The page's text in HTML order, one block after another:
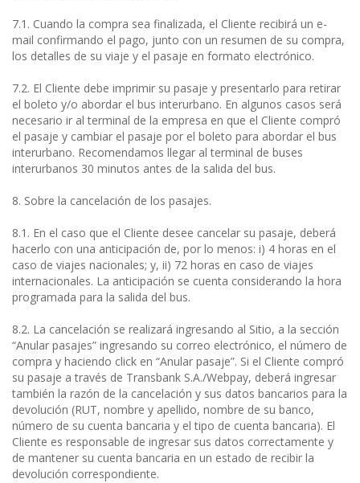
7.1. Cuando la compra sea finalizada, el Cliente recibirá un e-
mail confirmando el pago, junto con un resumen de su compra,
los detalles de su viaje y el pasaje en formato electrónico.
7.2. El Cliente debe imprimir su pasaje y presentarlo para retirar
el boleto y/o abordar el bus interurbano. En algunos casos será
necesario ir al terminal de la empresa en que el Cliente compró
el pasaje y cambiar el pasaje por el boleto para abordar el bus
interurbano. Recomendamos llegar al terminal de buses
interurbanos 30 minutos antes de la salida del bus.
8. Sobre la cancelación de los pasajes.
8.1. En el caso que el Cliente desee cancelar su pasaje, deberá
hacerlo con una anticipación de, por lo menos: i) 4 horas en el
caso de viajes nacionales; y, ii) 72 horas en caso de viajes
internacionales. La anticipación se cuenta considerando la hora
programada para la salida del bus.
8.2. La cancelación se realizará ingresando al Sitio, a la sección
“Anular pasajes” ingresando su correo electrónico, el número de
compra y haciendo click en “Anular pasaje”. Si el Cliente compró
su pasaje a través de Transbank S.A./Webpay, deberá ingresar
también la razón de la cancelación y sus datos bancarios para la
devolución (RUT, nombre y apellido, nombre de su banco,
número de su cuenta bancaria y el tipo de cuenta bancaria). El
Cliente es responsable de ingresar sus datos correctamente y
de mantener su cuenta bancaria en un estado de recibir la
devolución correspondiente.